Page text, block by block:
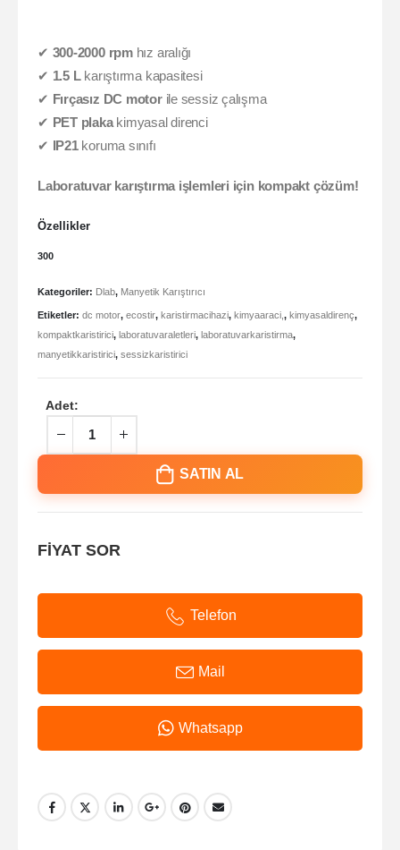
✔ 300-2000 rpmhız aralığı
✔ 1.5 Lkarıştırma kapasitesi
✔ Fırçasız DC motorile sessiz çalışma
✔ PET plakakimyasal direnci
✔
IP21koruma sınıfı
Laboratuvar karıştırma işlemleri için kompakt çözüm!
Özellikler
300
Kategoriler: Dlab, Manyetik Karıştırıcı
Etiketler: dc motor, ecostir, karistirmacihazi, kimyaaraci, , kimyasaldirenç,
kompaktkaristirici, laboratuvaraletleri, laboratuvarkaristirma,
manyetikkaristirici, sessizkaristirici
Adet:
SATIN AL
FİYAT SOR
Telefon
Mail
Whatsapp